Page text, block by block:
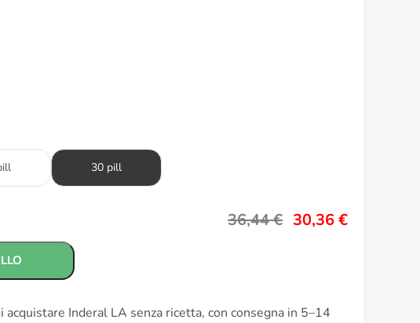
30 pill
36,44€ 30,36€
acquistare Inderal LA senza ricetta, con consegna in 5–14